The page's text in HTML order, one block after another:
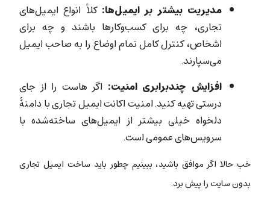
مدیریت بیشتر بر ایمیل‌ها: کلاً انواع ایمیل‌های
تجاری، چه برای کسب‌وکارها باشند و چه برای
اشخاص، کنترل کامل تمام اوضاع را به صاحب ایمیل
می‌سپارند.
افزایش چندبرابری امنیت: اگر هاست را از جای
درستی تهیه کنید. امنیت اکانت ایمیل تجاری با دامنۀ
دلخواه خیلی بیشتر از ایمیل‌های ساخته‌شده با
سرویس‌های عمومی است.
خب حالا اگر موافق باشید، ببینیم چطور باید ساخت ایمیل تجاری
بدون سایت را پیش برد.